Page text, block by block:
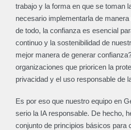
trabajo y la forma en que se toman
necesario implementarla de
de todo, la confianza es esencial
continuo y la sostenibilidad de
mejor manera de generar
organizaciones que prioricen la
privacidad y el uso responsable de
Es por eso que nuestro equipo en
serio la IA responsable. De hecho,
conjunto de principios básicos para